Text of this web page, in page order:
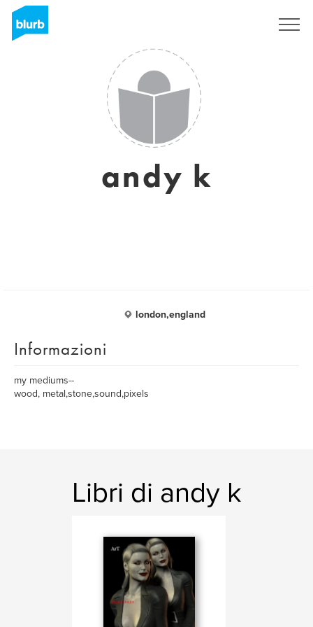
andy k
london,england
Informazioni
my mediums--
wood, metal,stone,sound,pixels
Libri di andy k